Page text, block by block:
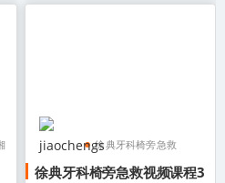
徐典牙科椅旁急救
徐典 牙科椅旁急救
徐典牙科椅旁急救视频课程3